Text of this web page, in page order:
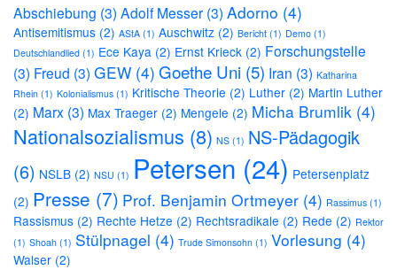
Abschiebung (3) Adolf Messer (3) Adorno (4)
Antisemitismus (2) AStA (1) Auschwitz (2) Bericht (1) Demo (1)
Deutschlandlied (1) Ece Kaya (2) Ernst Krieck (2) Forschungstelle
(3) Freud (3) GEW (4) Goethe Uni (5) Iran (3) Katharina
Rhein (1) Kolonialismus (1) Kritische Theorie (2) Luther (2) Martin Luther
(2) Marx (3) Max Traeger (2) Mengele (2) Micha Brumlik (4)
Nationalsozialismus (8) NS (1) NS-Pädagogik
(6) NSLB (2) NSU (1) Petersen (24) Petersenplatz
(2) Presse (7) Prof. Benjamin Ortmeyer (4) Rassimus (1)
Rassismus (2) Rechte Hetze (2) Rechtsradikale (2) Rede (2) Rektor
(1) Shoah (1) Stülpnagel (4) Trude Simonsohn (1) Vorlesung (4)
Walser (2)